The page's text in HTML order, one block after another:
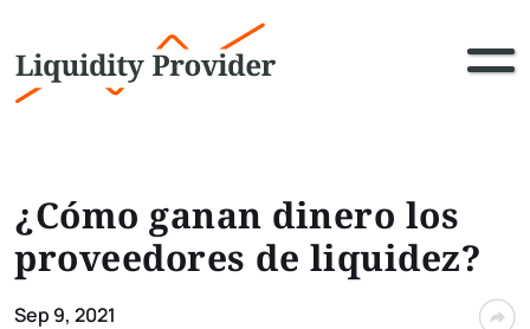
¿Cómo ganan dinero los
proveedores de liquidez?
Sep 9, 2021